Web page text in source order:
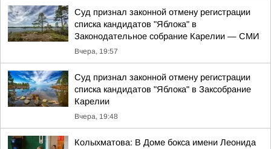
Суд признал законной отмену регистрации
списка кандидатов "Яблока" в
Законодательное собрание Карелии — СМИ
Вчера, 19:57
Суд признал законной отмену регистрации
списка кандидатов "Яблока" в Заксобрание
Карелии
Вчера, 19:48
Колыхматова: В Доме бокса имени Леонида